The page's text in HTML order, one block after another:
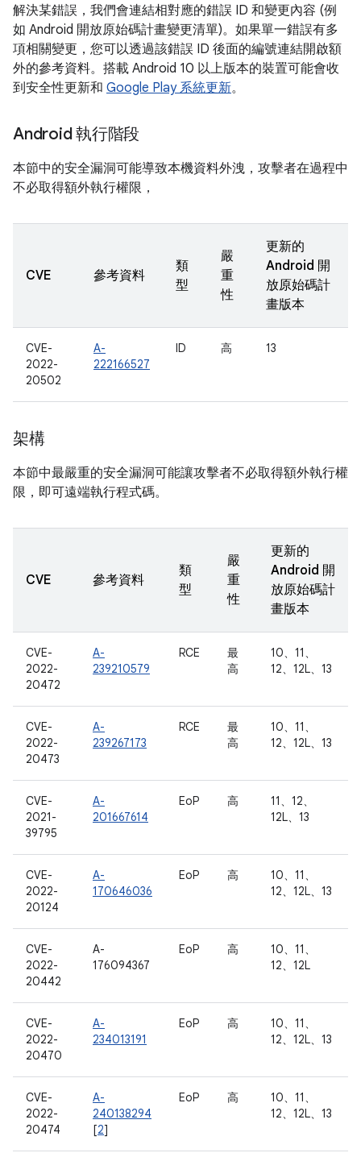
解決某錯誤，我們會連結相對應的錯誤 ID 和變更內容 (例
如 Android 開放原始碼計畫變更清單)。如果單一錯誤有多
項相關變更，您可以透過該錯誤 ID 後面的編號連結開啟額
外的參考資料。搭載 Android 10 以上版本的裝置可能會收
到安全性更新和 Google Play 系統更新。
Android 執行階段
本節中的安全漏洞可能導致本機資料外洩，攻擊者在過程中
不必取得額外執行權限，
CVE 參考資料
類
型
嚴
重
性
更新的
Android 開
放原始碼計
畫版本
CVE-
2022-
20502
A-
222166527
ID 高 13
架構
本節中最嚴重的安全漏洞可能讓攻擊者不必取得額外執行權
限，即可遠端執行程式碼。
CVE 參考資料
類
型
嚴
重
性
更新的
Android 開
放原始碼計
畫版本
CVE-
2022-
20472
A-
239210579
RCE
最
高
10、11、
12、12L、13
CVE-
2022-
20473
A-
239267173
RCE
最
高
10、11、
12、12L、13
CVE-
2021-
39795
A-
201667614
EoP 高
11、12、
12L、13
CVE-
2022-
20124
A-
170646036
EoP 高
10、11、
12、12L、13
CVE-
2022-
20442
A-
176094367
EoP 高
10、11、
12、12L
CVE-
2022-
20470
A-
234013191
EoP 高
10、11、
12、12L、13
CVE-
2022-
20474
A-
240138294
[2]
EoP 高
10、11、
12、12L、13